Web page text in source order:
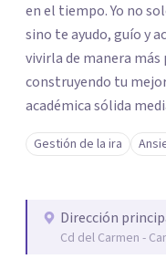
en el tiempo. Yo no
sino te ayudo, guío y
vivirla de manera
construyendo tu mejor versión. Con
académica sólida
breve, familiar e
profesional y
auténtica y
seguridad emocional
de cambio.
Gestión de la ira
Dirección
Cd del Carmen -